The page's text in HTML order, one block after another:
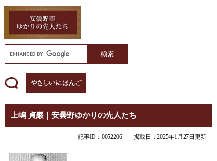
上嶋 貞巖｜安曇野ゆかりの先人たち
記事ID：0052206 掲載日：2025年1月27日更新